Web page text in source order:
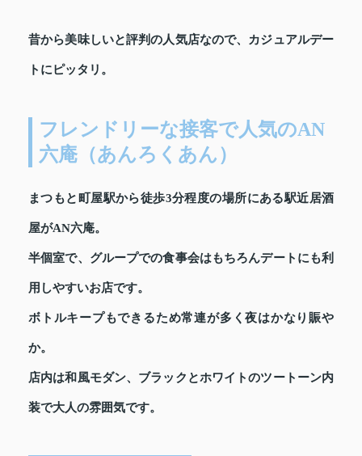
昔から美味しいと評判の人気店なので、カジュアルデー
トにピッタリ。
フレンドリーな接客で人気のAN
六庵（あんろくあん）
まつもと町屋駅から徒歩3分程度の場所にある駅近居酒
屋がAN六庵。
半個室で、グループでの食事会はもちろんデートにも利
用しやすいお店です。
ボトルキープもできるため常連が多く夜はかなり賑や
か。
店内は和風モダン、ブラックとホワイトのツートーン内
装で大人の雰囲気です。